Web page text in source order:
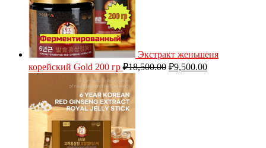
Экстракт женьшеня
корейский Gold 200 гр ₽18,500.00 ₽9,500.00